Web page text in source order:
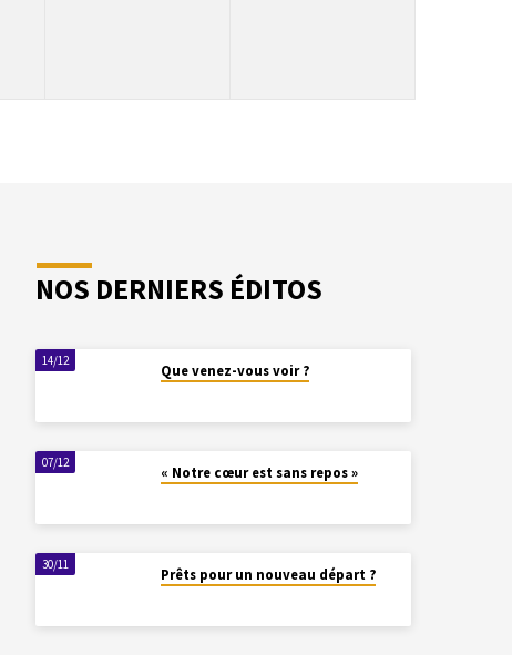
NOS DERNIERS ÉDITOS
14/12
Que venez-vous voir ?
07/12
« Notre cœur est sans repos »
30/11
Prêts pour un nouveau départ ?